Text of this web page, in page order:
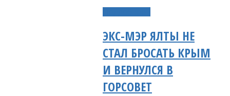
ЭКС-МЭР ЯЛТЫ НЕ
СТАЛ БРОСАТЬ КРЫМ
И ВЕРНУЛСЯ В
ГОРСОВЕТ